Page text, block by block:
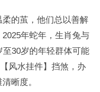
的茧，他们总以善解
年蛇年，生肖兔与
30岁的年轻群体可能
风水挂件】挡煞，办
晰度。